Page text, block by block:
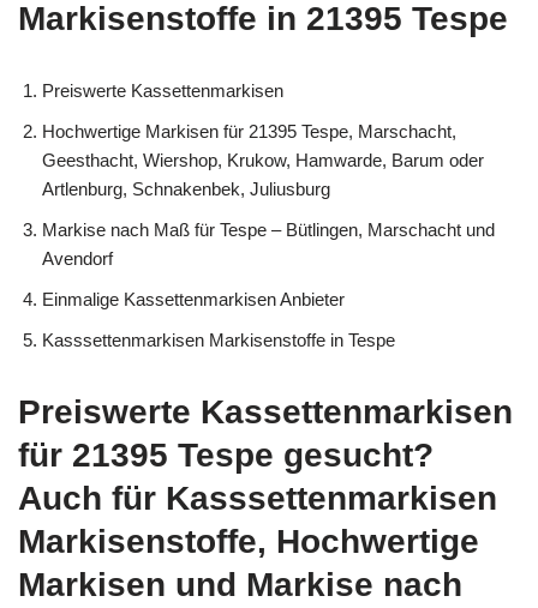
Markisenstoffe in 21395 Tespe
Preiswerte Kassettenmarkisen
Hochwertige Markisen für 21395 Tespe, Marschacht,
Geesthacht, Wiershop, Krukow, Hamwarde, Barum oder
Artlenburg, Schnakenbek, Juliusburg
Markise nach Maß für Tespe – Bütlingen, Marschacht und
Avendorf
Einmalige Kassettenmarkisen Anbieter
Kasssettenmarkisen Markisenstoffe in Tespe
Preiswerte Kassettenmarkisen
für 21395 Tespe gesucht?
Auch für Kasssettenmarkisen
Markisenstoffe, Hochwertige
Markisen und Markise nach